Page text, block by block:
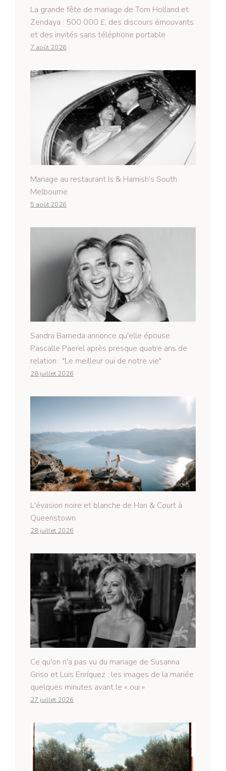
La grande fête de mariage de Tom Holland et
Zendaya : 500 000 £, des discours émouvants
et des invités sans téléphone portable
7 août 2026
Mariage au restaurant Is & Hamish's South
Melbourne
5 août 2026
Sandra Barneda annonce qu'elle épouse
Pascalle Paerel après presque quatre ans de
relation : "Le meilleur oui de notre vie"
28 juillet 2026
L'évasion noire et blanche de Han & Court à
Queenstown
28 juillet 2026
Ce qu'on n'a pas vu du mariage de Susanna
Griso et Luis Enríquez : les images de la mariée
quelques minutes avant le « oui »
27 juillet 2026